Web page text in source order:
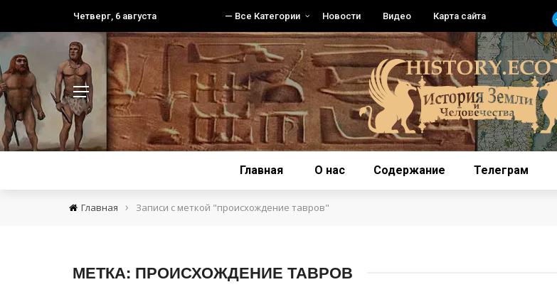
Четверг, 6 августа — Все Категории Новости Видео Карта сайта
Главная О нас Содержание Телеграм
Главная › Записи с меткой "происхождение тавров"
МЕТКА: ПРОИСХОЖДЕНИЕ ТАВРОВ